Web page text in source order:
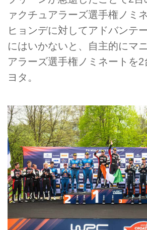
ァクチュアラーズ選手権ノミ
ヒョンデに対してアドバンテ
にはいかないと、自主的にマ
アラーズ選手権ノミネートを2
ヨタ。